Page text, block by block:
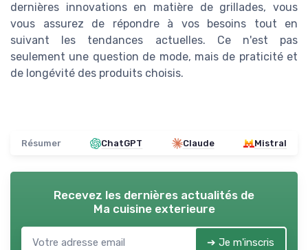
dernières innovations en matière de grillades, vous
vous assurez de répondre à vos besoins tout en
suivant les tendances actuelles. Ce n'est pas
seulement une question de mode, mais de praticité et
de longévité des produits choisis.
Résumer ChatGPT Claude Mistral
Recevez les dernières actualités de
Ma cuisine exterieure
➔ Je m'inscris